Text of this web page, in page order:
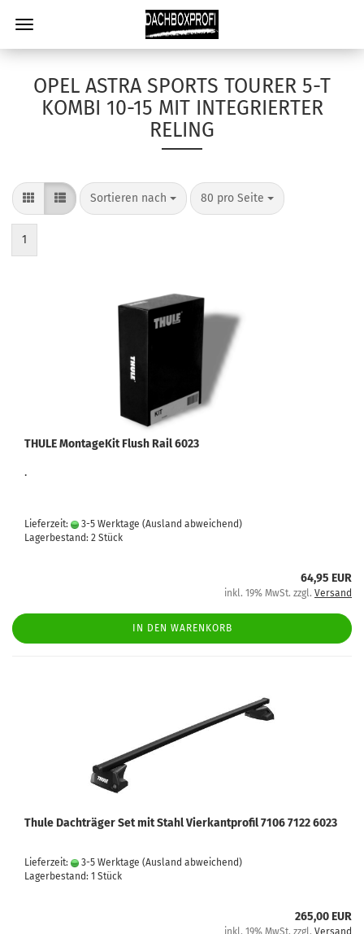
OPEL ASTRA SPORTS TOURER 5-T
KOMBI 10-15 MIT INTEGRIERTER
RELING
Sortieren nach 80 pro Seite
1
THULE MontageKit Flush Rail 6023
.
Lieferzeit: 3-5 Werktage (Ausland abweichend)
Lagerbestand: 2 Stück
64,95 EUR
inkl. 19% MwSt. zzgl. Versand
IN DEN WARENKORB
Thule Dachträger Set mit Stahl Vierkantprofil 7106 7122 6023
Lieferzeit: 3-5 Werktage (Ausland abweichend)
Lagerbestand: 1 Stück
265,00 EUR
inkl. 19% MwSt. zzgl. Versand